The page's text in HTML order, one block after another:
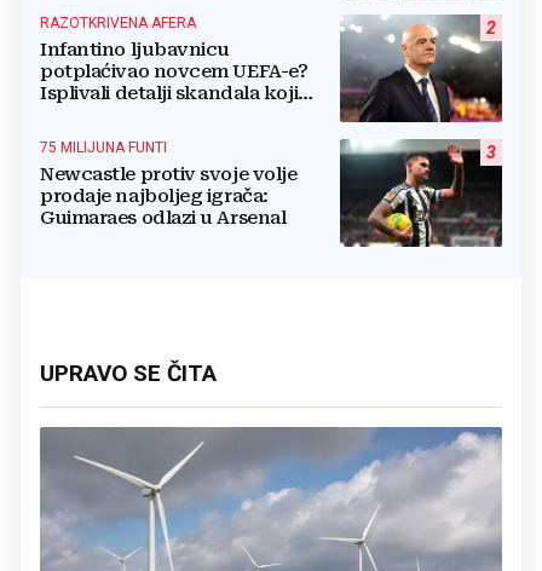
2
RAZOTKRIVENA AFERA
Infantino ljubavnicu
potplaćivao novcem UEFA-e?
Isplivali detalji skandala koji
3
75 MILIJUNA FUNTI
Newcastle protiv svoje volje
prodaje najboljeg igrača:
Guimaraes odlazi u Arsenal
UPRAVO SE ČITA